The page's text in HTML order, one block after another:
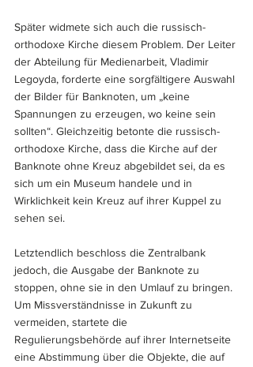
Später widmete sich auch die russisch-
orthodoxe Kirche diesem Problem. Der Leiter
der Abteilung für Medienarbeit, Vladimir
Legoyda, forderte eine sorgfältigere Auswahl
der Bilder für Banknoten, um „keine
Spannungen zu erzeugen, wo keine sein
sollten“. Gleichzeitig betonte die russisch-
orthodoxe Kirche, dass die Kirche auf der
Banknote ohne Kreuz abgebildet sei, da es
sich um ein Museum handele und in
Wirklichkeit kein Kreuz auf ihrer Kuppel zu
sehen sei.
Letztendlich beschloss die Zentralbank
jedoch, die Ausgabe der Banknote zu
stoppen, ohne sie in den Umlauf zu bringen.
Um Missverständnisse in Zukunft zu
vermeiden, startete die
Regulierungsbehörde auf ihrer Internetseite
eine Abstimmung über die Objekte, die auf